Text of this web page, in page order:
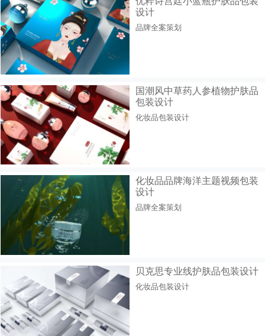
设计
品牌全案策划
国潮风中草药人参植物护肤品
包装设计
化妆品包装设计
化妆品品牌海洋主题视频包装
设计
品牌全案策划
贝克思专业线护肤品包装设计
化妆品包装设计